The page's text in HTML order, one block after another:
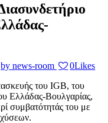
by news-room 0Likes
του IGB, του
Ελλάδας-Βουλγαρίας,
συμβατότητάς του με